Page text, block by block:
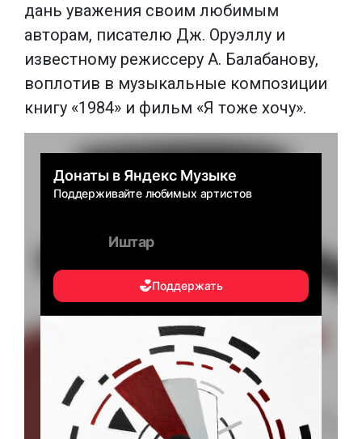
дань уважения своим любимым
авторам, писателю Дж. Оруэллу и
известному режиссеру А. Балабанову,
воплотив в музыкальные композиции
книгу «1984» и фильм «Я тоже хочу».